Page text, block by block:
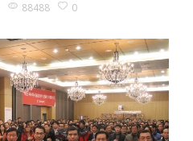
88488 0